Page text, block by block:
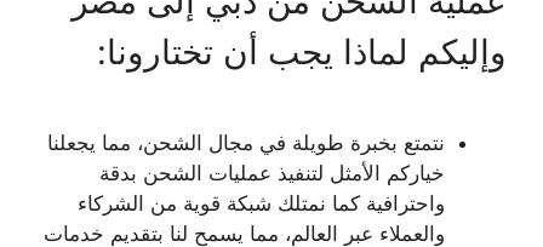
وإليكم لماذا يجب أن تختارونا:
نتمتع بخبرة طويلة في مجال الشحن، مما يجعلنا
خياركم الأمثل لتنفيذ عمليات الشحن بدقة
واحترافية كما نمتلك شبكة قوية من الشركاء
والعملاء عبر العالم، مما يسمح لنا بتقديم خدمات